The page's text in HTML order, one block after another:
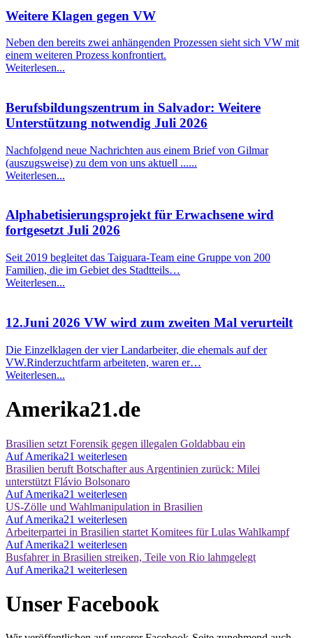
Weitere Klagen gegen VW
Neben den bereits zwei anhängenden Prozessen sieht sich VW mit
einem weiteren Prozess konfrontiert.
Weiterlesen...
Berufsbildungszentrum in Salvador: Weitere
Unterstützung notwendig Juli 2026
Nachfolgend neue Nachrichten aus einem Brief von Gilmar
(auszugsweise) zu dem von uns aktuell ......
Weiterlesen...
Alphabetisierungsprojekt für Erwachsene wird
fortgesetzt Juli 2026
Seit 2019 begleitet das Taiguara-Team eine Gruppe von 200
Familien, die im Gebiet des Stadtteils…
Weiterlesen...
12.Juni 2026 VW wird zum zweiten Mal verurteilt
Die Einzelklagen der vier Landarbeiter, die ehemals auf der
VW.Rinderzuchtfarm arbeiteten, waren er…
Weiterlesen...
Amerika21.de
Brasilien setzt Forensik gegen illegalen Goldabbau ein
Auf Amerika21 weiterlesen
Brasilien beruft Botschafter aus Argentinien zurück: Milei
unterstützt Flávio Bolsonaro
Auf Amerika21 weiterlesen
US-Zölle und Wahlmanipulation in Brasilien
Auf Amerika21 weiterlesen
Arbeiterpartei in Brasilien startet Komitees für Lulas Wahlkampf
Auf Amerika21 weiterlesen
Busfahrer in Brasilien streiken, Teile von Rio lahmgelegt
Auf Amerika21 weiterlesen
Unser Facebook